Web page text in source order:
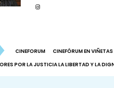
CINEFORUM CINEFÓRUM EN VIÑETAS
POR LA JUSTICIA LA LIBERTAD Y LA